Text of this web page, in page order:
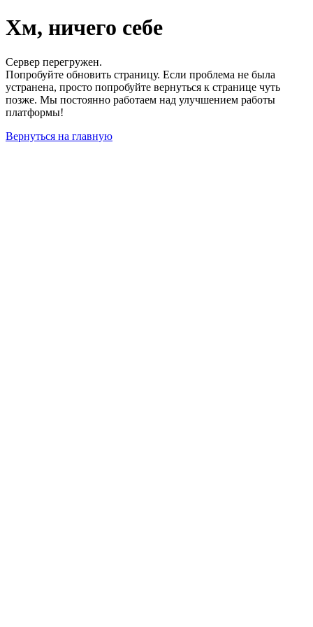
Хм, ничего себе
Сервер перегружен.
Попробуйте обновить страницу. Если проблема не была
устранена, просто попробуйте вернуться к странице чуть
позже. Мы постоянно работаем над улучшением работы
платформы!
Вернуться на главную